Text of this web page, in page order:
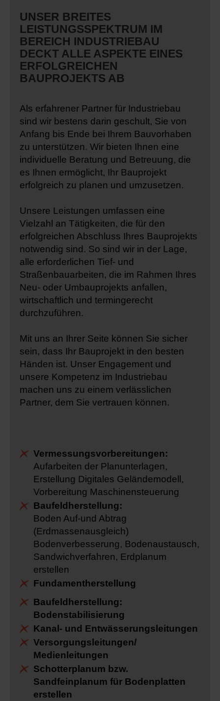
UNSER BREITES
LEISTUNGSSPEKTRUM IM
BEREICH INDUSTRIEBAU
DECKT ALLE ASPEKTE EINES
ERFOLGREICHEN
BAUPROJEKTS AB
Als erfahrener Partner für Industriebau
sind wir bestens darin geschult, Sie von
Anfang bis Ende bei Ihrem Bauvorhaben
zu unterstützen. Wir bieten Ihnen eine
individuelle Beratung und Betreuung, die
es Ihnen ermöglicht, Ihr Bauprojekt
erfolgreich zu planen und umzusetzen.
Unsere Leistungen umfassen eine
Vielzahl an Tätigkeiten, die für den
erfolgreichen Abschluss Ihres Bauprojekts
notwendig sind. So sind wir in der Lage,
alle erforderlichen Tief- und
Straßenbauarbeiten, die im Rahmen Ihres
Neu- oder Umbauprojekts anfallen,
wirtschaftlich und termingerecht
durchzuführen.
Mit uns an Ihrer Seite können Sie sicher
sein, dass Ihr Bauprojekt in den besten
Händen ist. Unser Engagement und
unsere Kompetenz im Industriebau
machen uns zu einem verlässlichen
Partner, dem Sie vertrauen können.
Vermessungsvorbereitungen:
Aufarbeiten der Planunterlagen,
Erstellung Digitales Geländemodell,
Vorbereitung Maschinensteuerung
Baufeldherstellung:
Boden Auf-und Abtrag
(Erdmassenausgleich)
Bodenverbesserung, Bodenaustausch,
Sandwichverfahren, Erdplanum
erstellen
Fundamentherstellung
Baufeldherstellung:
Bodenstabilisierung
Kanal- und Entwässerungsleitungen
Versorgungsleitungen/
Medienleitungen
Schotterplanum bzw.
Sandfeinplanum für Bodenplatten
erstellen